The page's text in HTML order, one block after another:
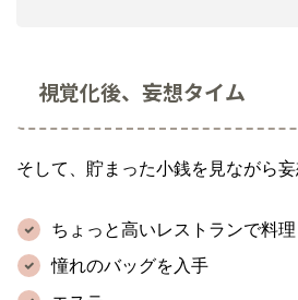
視覚化後、妄想タイム
そして、貯まった小銭を見ながら妄
ちょっと高いレストランで料理
憧れのバッグを入手